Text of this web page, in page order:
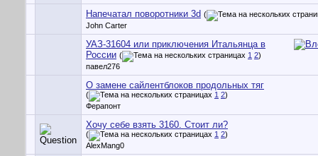
Напечатал поворотники 3d (
John Carter
УАЗ-31604 или приключения Итальянца в
России ( 1 2)
павел276
О замене сайлентблоков продольных тяг
( 1 2)
Ферапонт
Хочу себе взять 3160. Стоит ли?
( 1 2)
AlexMang0